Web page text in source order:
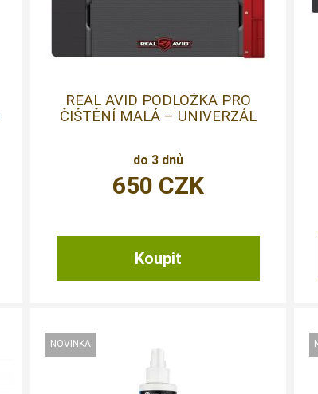
REAL AVID PODLOŽKA PRO
ČIŠTĚNÍ MALÁ – UNIVERZÁL
do 3 dnů
650 CZK